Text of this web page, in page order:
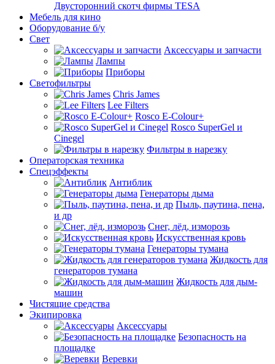
Двусторонний скотч фирмы TESA
Мебель для кино
Оборудование б/у
Свет
Аксессуары и запчасти
Лампы
Приборы
Светофильтры
Chris James
Lee Filters
Rosco E-Colour+
Rosco SuperGel и
Cinegel
Фильтры в нарезку
Операторская техника
Спецэффекты
Антиблик
Генераторы дыма
Пыль, паутина, пена,
и др
Снег, лёд, изморозь
Искусственная кровь
Генераторы тумана
Жидкость для
генераторов тумана
Жидкость для дым-
машин
Чистящие средства
Экипировка
Аксессуары
Безопасность на
площадке
Веревки